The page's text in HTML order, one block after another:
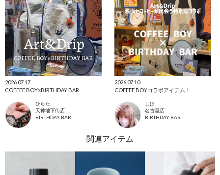
2026.07.17
COFFEE BOY×BIRTHDAY BAR
ひらた
天神地下街店
BIRTHDAY BAR
2026.07.10
COFFEE BOYコラボアイテム！
しほ
名古屋店
BIRTHDAY BAR